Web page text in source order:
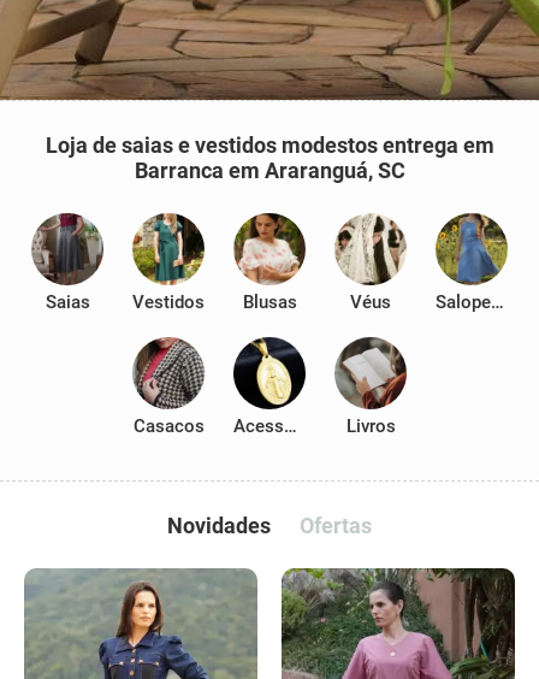
Loja de saias e vestidos modestos entrega em
Barranca em Araranguá, SC
Saias Vestidos Blusas Véus Salopetes
Casacos Acessórios Livros
Novidades Ofertas